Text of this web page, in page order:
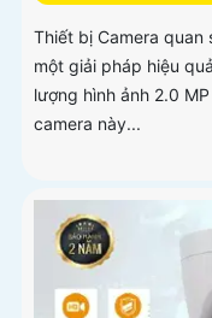
Thiết bị Camera quan
một giải pháp hiệu
lượng hình ảnh 2.0
camera này...